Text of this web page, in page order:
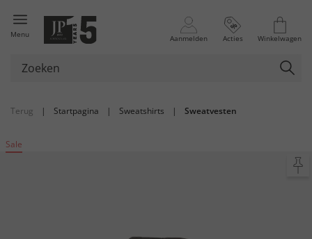
Menu Aanmelden Acties Winkelwagen
Terug | Startpagina | Sweatshirts | Sweatvesten
Sale